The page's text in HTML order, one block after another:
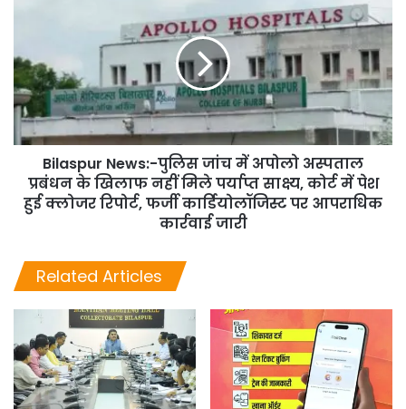
Bilaspur News:-पुलिस जांच में अपोलो अस्पताल
प्रबंधन के खिलाफ नहीं मिले पर्याप्त साक्ष्य, कोर्ट में पेश
हुई क्लोजर रिपोर्ट, फर्जी कार्डियोलॉजिस्ट पर आपराधिक
कार्रवाई जारी
Related Articles